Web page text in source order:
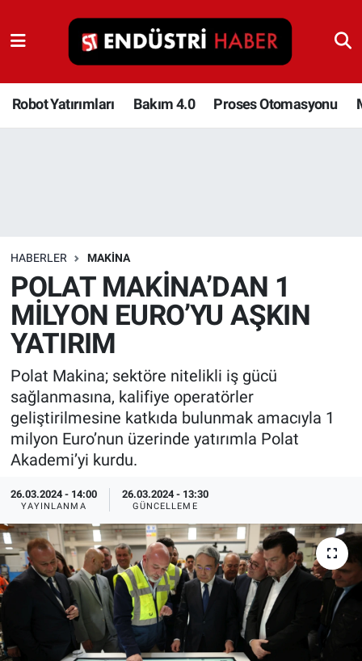
Robot Yatırımları Bakım 4.0 Proses Otomasyonu
HABERLER MAKINA
POLAT MAKİNA’DAN 1
MİLYON EURO’YU AŞKIN
YATIRIM
Polat Makina; sektöre nitelikli iş gücü
sağlanmasına, kalifiye operatörler
geliştirilmesine katkıda bulunmak amacıyla 1
milyon Euro’nun üzerinde yatırımla Polat
Akademi’yi kurdu.
26.03.2024 - 14:00
YAYINLANMA
26.03.2024 - 13:30
GÜNCELLEME
Robot Yatırımları
Bakım 4.0
Depolama Çözümleri
İnşaat ve Malzeme
HaberOrtak
EndüstriST
Enerjisini Üreten Fabrikalar
Endüstri 4.0 Uygulamaları
Ağır Sanayi Çözümleri